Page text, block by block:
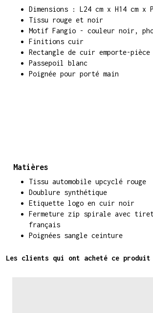
Dimensions : L24 cm x H14 cm x
Tissu rouge et noir
Motif Fangio - couleur noir,
Finitions cuir
Rectangle de cuir emporte-
Passepoil blanc
Poignée pour porté main
Matières
Tissu automobile upcyclé rouge
Doublure synthétique
Etiquette logo en cuir noir
Fermeture zip spirale avec
français
Poignées sangle ceinture
Les clients qui ont acheté ce produit